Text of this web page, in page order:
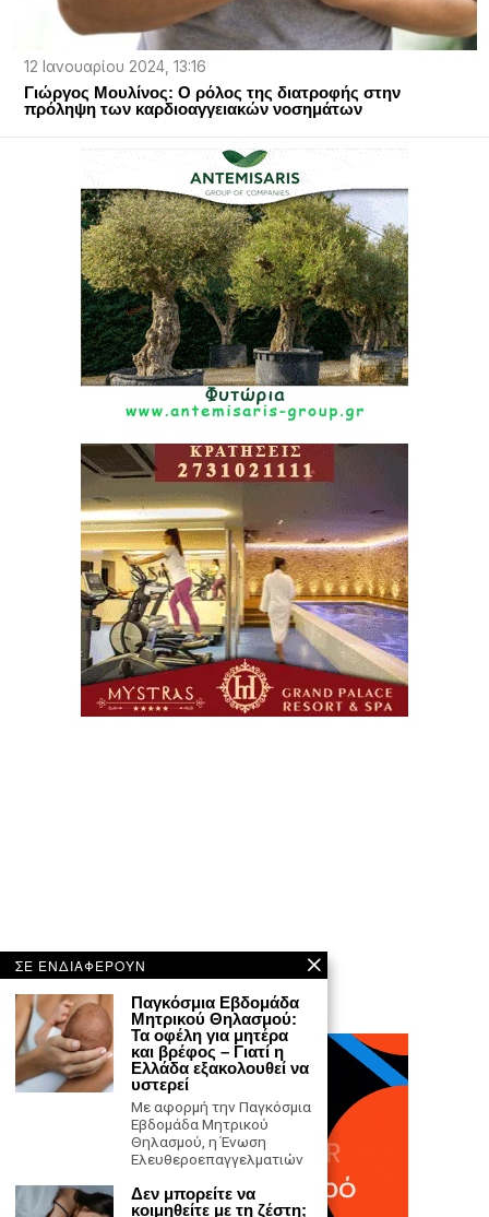
12 Ιανουαρίου 2024, 13:16
Γιώργος Μουλίνος: O ρόλος της διατροφής στην
πρόληψη των καρδιοαγγειακών νοσημάτων
ΣΕ ΕΝΔΙΑΦΕΡΟΥΝ
Παγκόσμια Εβδομάδα
Μητρικού Θηλασμού:
Τα οφέλη για μητέρα
και βρέφος – Γιατί η
Ελλάδα εξακολουθεί να
υστερεί
Με αφορμή την Παγκόσμια
Εβδομάδα Μητρικού
Θηλασμού, η Ένωση
Ελευθεροεπαγγελματιών
Δεν μπορείτε να
κοιμηθείτε με τη ζέστη;